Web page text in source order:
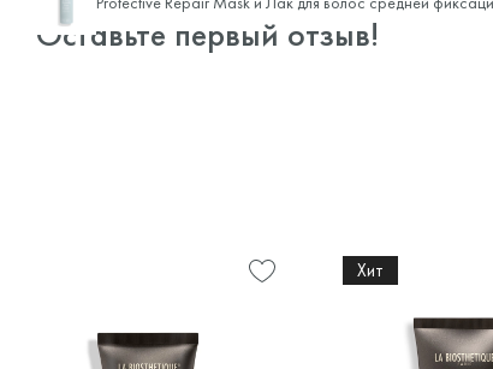
Оставьте первый отзыв!
Хит